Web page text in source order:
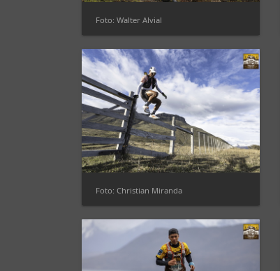
Foto: Walter Alvial
Foto: Christian Miranda